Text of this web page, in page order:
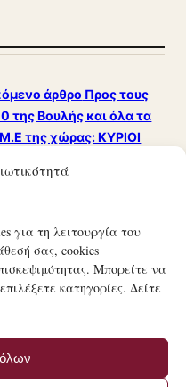
για τη λειτουργία του
σας, cookies
Μπορείτε να
κατηγορίες. Δείτε
άρθρο Προς τους
της Βουλής και όλα τα
της χώρας: ΚΥΡΙΟΙ
ΟΡΙΟ!!!